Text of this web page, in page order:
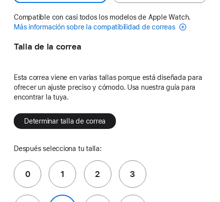
Compatible con casi todos los modelos de Apple Watch.
Más información sobre la compatibilidad de correas
Talla de la correa
Esta correa viene en varias tallas porque está diseñada para
ofrecer un ajuste preciso y cómodo. Usa nuestra guía para
encontrar la tuya.
Determinar talla de correa
Después selecciona tu talla:
0 1 2 3